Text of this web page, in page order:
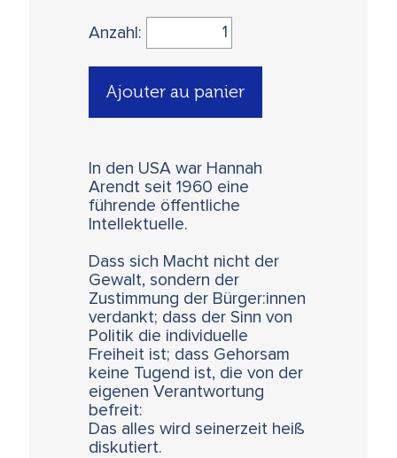
Anzahl:
Ajouter au panier
In den USA war Hannah
Arendt seit 1960 eine
führende öffentliche
Intellektuelle.
Dass sich Macht nicht der
Gewalt, sondern der
Zustimmung der Bürger:innen
verdankt; dass der Sinn von
Politik die individuelle
Freiheit ist; dass Gehorsam
keine Tugend ist, die von der
eigenen Verantwortung
befreit:
Das alles wird seinerzeit heiß
diskutiert.